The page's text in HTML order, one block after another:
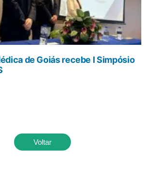
de Goiás recebe I Simpósio
Voltar